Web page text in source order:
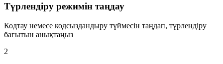
Түрлендіру режимін таңдау
Кодтау немесе кодсыздандыру түймесін таңдап, түрлендіру
бағытын анықтаңыз
2